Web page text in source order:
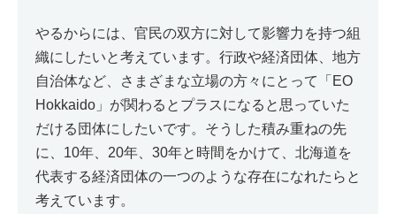
やるからには、官民の双方に対して影響力を持つ組
織にしたいと考えています。行政や経済団体、地方
自治体など、さまざまな立場の方々にとって「EO
Hokkaido」が関わるとプラスになると思っていた
だける団体にしたいです。そうした積み重ねの先
に、10年、20年、30年と時間をかけて、北海道を
代表する経済団体の一つのような存在になれたらと
考えています。